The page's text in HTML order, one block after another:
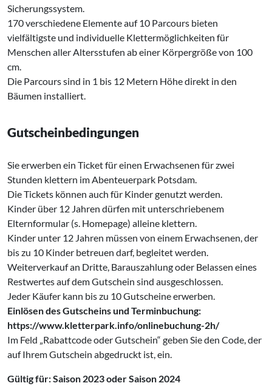
Sicherungssystem.
170 verschiedene Elemente auf 10 Parcours bieten
vielfältigste und individuelle Klettermöglichkeiten für
Menschen aller Altersstufen ab einer Körpergröße von 100
cm.
Die Parcours sind in 1 bis 12 Metern Höhe direkt in den
Bäumen installiert.
Gutscheinbedingungen
Sie erwerben ein Ticket für einen Erwachsenen für zwei
Stunden klettern im Abenteuerpark Potsdam.
Die Tickets können auch für Kinder genutzt werden.
Kinder über 12 Jahren dürfen mit unterschriebenem
Elternformular (s. Homepage) alleine klettern.
Kinder unter 12 Jahren müssen von einem Erwachsenen, der
bis zu 10 Kinder betreuen darf, begleitet werden.
Weiterverkauf an Dritte, Barauszahlung oder Belassen eines
Restwertes auf dem Gutschein sind ausgeschlossen.
Jeder Käufer kann bis zu 10 Gutscheine erwerben.
Einlösen des Gutscheins und Terminbuchung:
https://www.kletterpark.info/onlinebuchung-2h/
Im Feld „Rabattcode oder Gutschein“ geben Sie den Code, der
auf Ihrem Gutschein abgedruckt ist, ein.
Gültig für: Saison 2023 oder Saison 2024